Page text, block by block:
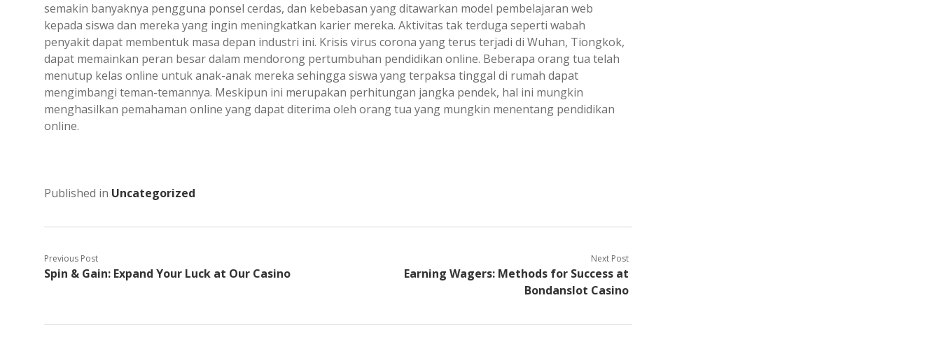
semakin banyaknya pengguna ponsel cerdas, dan kebebasan yang ditawarkan model pembelajaran web
kepada siswa dan mereka yang ingin meningkatkan karier mereka. Aktivitas tak terduga seperti wabah
penyakit dapat membentuk masa depan industri ini. Krisis virus corona yang terus terjadi di Wuhan, Tiongkok,
dapat memainkan peran besar dalam mendorong pertumbuhan pendidikan online. Beberapa orang tua telah
menutup kelas online untuk anak-anak mereka sehingga siswa yang terpaksa tinggal di rumah dapat
mengimbangi teman-temannya. Meskipun ini merupakan perhitungan jangka pendek, hal ini mungkin
menghasilkan pemahaman online yang dapat diterima oleh orang tua yang mungkin menentang pendidikan
online.
Published in Uncategorized
Previous Post
Spin & Gain: Expand Your Luck at Our Casino
Next Post
Earning Wagers: Methods for Success at
Bondanslot Casino